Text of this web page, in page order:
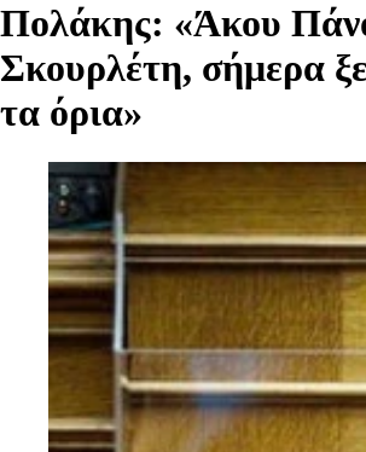
Πολάκης: «Άκου
Σκουρλέτη, σήμερα
τα όρια»